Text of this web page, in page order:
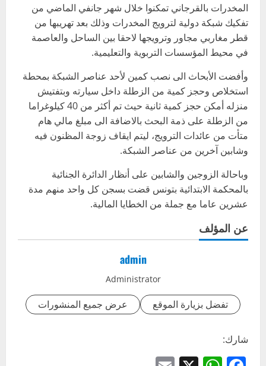
المخدرات بالقرجاني تمكنوا خلال شهر جانفي الماضي من
تفكيك شبكة دولية لترويج المخدرات وذلك بعد تهريبها من
قطر مغاربي مجاور وترويجها لاحقا بين الساحل والعاصمة
في محيط المؤسسات التربوية والتعليمية.
وأفضت الأبحاث الى نصب كمين لأحد عناصر الشبكة بمحطة
استخلاص وحجز كمية من الزطلة داخل سيارته وبتفتيش
منزله أمكن حجز كمية ثانية حيث تم أكثر من 40 كيلوغراما
من الزطلة على ذمة البحث بالاضافة الى مبلغ مالي هام
متأت من عائدات الترويج، ليتم ايقاف زوجة المظنون فيه
وشابين آخرين من عناصر الشبكة.
وباحالة الزوجين والشابين على أنظار الدائرة الجنائية
بالمحكمة الابتدائية بتونس قضت بسجن كل واحد منهم مدة
عشرين عاما مع جملة من الخطايا المالية.
عن المؤلف
admin
Administrator
تفضل بزيارة الموقع عرض جميع المنشورات
شارك: